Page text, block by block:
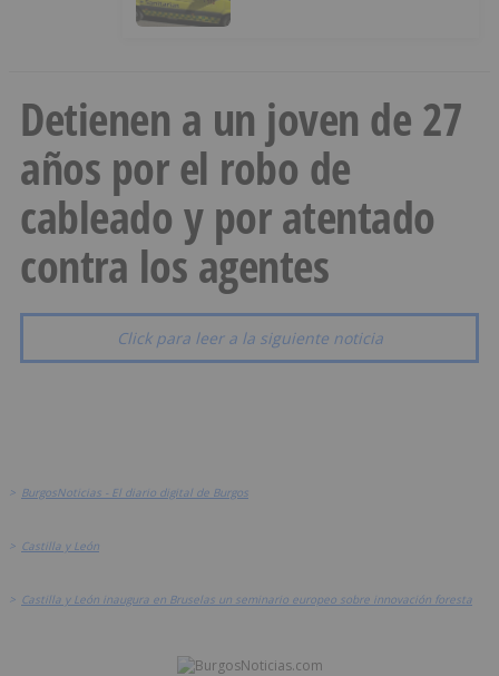
Detienen a un joven de 27
años por el robo de
cableado y por atentado
contra los agentes
Click para leer a la siguiente noticia
> BurgosNoticias - El diario digital de Burgos
> Castilla y León
> Castilla y León inaugura en Bruselas un seminario europeo sobre innovación foresta